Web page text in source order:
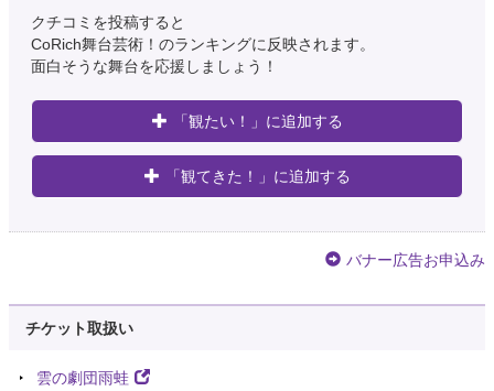
クチコミを投稿すると
CoRich舞台芸術！のランキングに反映されます。
面白そうな舞台を応援しましょう！
「観たい！」に追加する
「観てきた！」に追加する
バナー広告お申込み
チケット取扱い
雲の劇団雨蛙